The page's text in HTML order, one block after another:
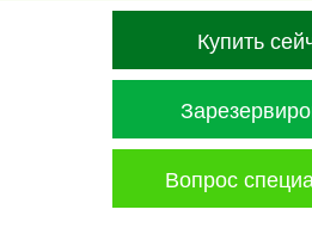
Купить
Вопрос